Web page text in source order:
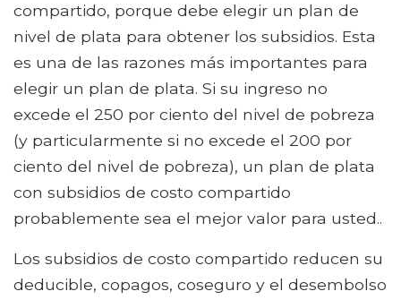
compartido, porque debe elegir un plan de
nivel de plata para obtener los subsidios. Esta
es una de las razones más importantes para
elegir un plan de plata. Si su ingreso no
excede el 250 por ciento del nivel de pobreza
(y particularmente si no excede el 200 por
ciento del nivel de pobreza), un plan de plata
con subsidios de costo compartido
probablemente sea el mejor valor para usted..
Los subsidios de costo compartido reducen su
deducible, copagos, coseguro y el desembolso